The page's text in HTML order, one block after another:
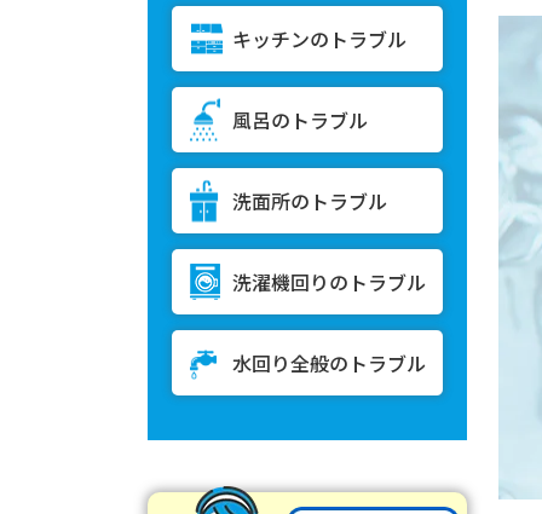
キッチンのトラブル
風呂のトラブル
洗面所のトラブル
洗濯機回りのトラブル
水回り全般のトラブル